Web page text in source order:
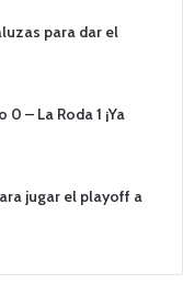
para dar el
– La Roda 1 ¡Ya
jugar el playoff a